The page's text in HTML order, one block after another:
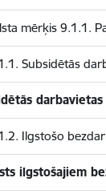
mērķis 9.1.1.
Subsidētās
Ilgstošo
ilgstošajiem